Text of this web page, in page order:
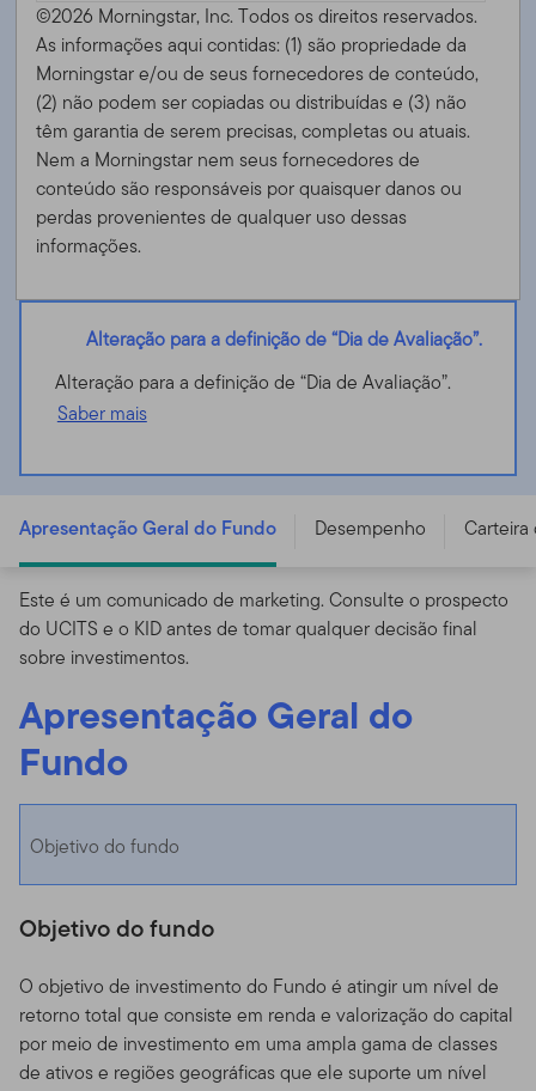
©2026 Morningstar, Inc. Todos os direitos reservados.
As informações aqui contidas: (1) são propriedade da
Morningstar e/ou de seus fornecedores de conteúdo,
(2) não podem ser copiadas ou distribuídas e (3) não
têm garantia de serem precisas, completas ou atuais.
Nem a Morningstar nem seus fornecedores de
conteúdo são responsáveis ​​por quaisquer danos ou
perdas provenientes de qualquer uso dessas
informações.
Alteração para a definição de “Dia de Avaliação”.
Alteração para a definição de “Dia de Avaliação”.
Saber mais
USD-H1 - LU1244550064
Apresentação Geral do Fundo Desempenho
Este é um comunicado de marketing. Consulte o prospecto
do UCITS e o KID antes de tomar qualquer decisão final
sobre investimentos.
Apresentação Geral do
Fundo
Objetivo do fundo
Objetivo do fundo
O objetivo de investimento do Fundo é atingir um nível de
retorno total que consiste em renda e valorização do capital
por meio de investimento em uma ampla gama de classes
de ativos e regiões geográficas que ele suporte um nível